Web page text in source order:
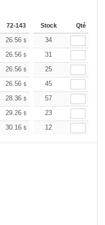
72-143 144-287 288 +
Stock Qté
26.56 $ 25.23$
34
26.56 $ 25.23$
31
26.56 $ 25.23$
25
26.56 $ 25.23$
45
28.36 $ 26.94$
57
29.26 $ 27.79$
23
30.16 $ 28.65$
12